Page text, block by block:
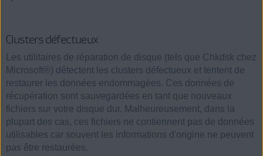
Clusters défectueux
Les utilitaires de réparation de disque (tels que Chkdsk chez
Microsoft®) détectent les clusters défectueux et tentent de
restaurer les données endommagées. Ces données de
récupération sont sauvegardées en tant que nouveaux
fichiers sur votre disque dur. Malheureusement, dans la
plupart des cas, ces fichiers ne contiennent pas de données
utilisables car souvent les informations d'origine ne peuvent
pas être restaurées.